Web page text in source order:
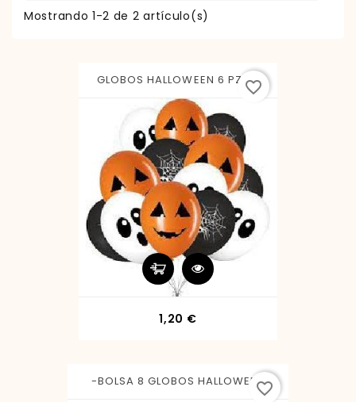
Mostrando 1-2 de 2 artículo(s)
GLOBOS HALLOWEEN 6 PZS...
1,20 €
favorite_border
-BOLSA 8 GLOBOS HALLOWEENfavorite_border